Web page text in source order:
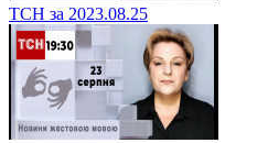
ТСН за 2023.08.25